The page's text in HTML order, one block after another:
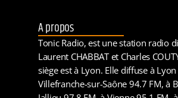
A propos
Tonic Radio, est une station radio
Laurent CHABBAT et Charles
siège est à Lyon. Elle diffuse à
Villefranche-sur-Saône 94.7 FM, à